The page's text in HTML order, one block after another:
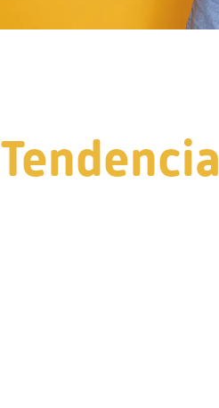
Tendencia